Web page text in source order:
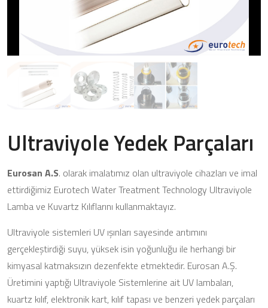
Ultraviyole Yedek Parçaları
Eurosan A.S. olarak imalatımız olan ultraviyole cihazları ve imal
ettirdiğimiz Eurotech Water Treatment Technology Ultraviyole
Lamba ve Kuvartz Kılıflarını kullanmaktayız.
Ultraviyole sistemleri UV ışınları sayesinde arıtımını
gerçekleştirdiği suyu, yüksek isin yoğunluğu ile herhangi bir
kimyasal katmaksızın dezenfekte etmektedir. Eurosan A.Ş.
Üretimini yaptığı Ultraviyole Sistemlerine ait UV lambaları,
kuartz kılıf, elektronik kart, kılıf tapası ve benzeri yedek parçaları